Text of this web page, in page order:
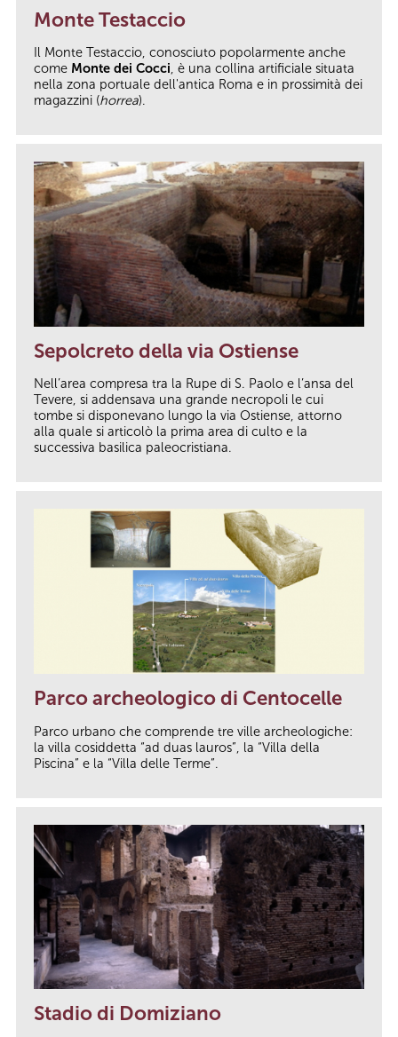
Monte Testaccio
Il Monte Testaccio, conosciuto popolarmente anche
come Monte dei Cocci, è una collina artificiale situata
nella zona portuale dell'antica Roma e in prossimità dei
magazzini (horrea).
Sepolcreto della via Ostiense
Nell’area compresa tra la Rupe di S. Paolo e l’ansa del
Tevere, si addensava una grande necropoli le cui
tombe si disponevano lungo la via Ostiense, attorno
alla quale si articolò la prima area di culto e la
successiva basilica paleocristiana.
Parco archeologico di Centocelle
Parco urbano che comprende tre ville archeologiche:
la villa cosiddetta “ad duas lauros”, la “Villa della
Piscina” e la “Villa delle Terme”.
Stadio di Domiziano